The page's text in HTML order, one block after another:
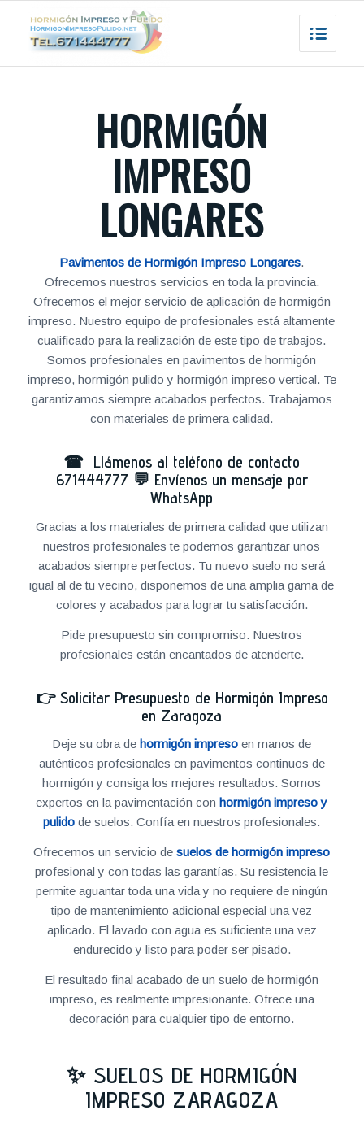
HORMIGÓN
IMPRESO
LONGARES
Pavimentos de Hormigón Impreso Longares.
Ofrecemos nuestros servicios en toda la provincia.
Ofrecemos el mejor servicio de aplicación de hormigón
impreso. Nuestro equipo de profesionales está altamente
cualificado para la realización de este tipo de trabajos.
Somos profesionales en pavimentos de hormigón
impreso, hormigón pulido y hormigón impreso vertical. Te
garantizamos siempre acabados perfectos. Trabajamos
con materiales de primera calidad.
☎ Llámenos al teléfono de contacto
671444777 💬 Envíenos un mensaje por
WhatsApp
Gracias a los materiales de primera calidad que utilizan
nuestros profesionales te podemos garantizar unos
acabados siempre perfectos. Tu nuevo suelo no será
igual al de tu vecino, disponemos de una amplia gama de
colores y acabados para lograr tu satisfacción.
Pide presupuesto sin compromiso. Nuestros
profesionales están encantados de atenderte.
👉 Solicitar Presupuesto de Hormigón Impreso
en Zaragoza
Deje su obra dehormigón impreso en manos de
auténticos profesionales en pavimentos continuos de
hormigón y consiga los mejores resultados. Somos
expertos en la pavimentación conhormigón impreso y
pulido de suelos. Confía en nuestros profesionales.
Ofrecemos un servicio desuelos de hormigón impreso
profesional y con todas las garantías. Su resistencia le
permite aguantar toda una vida y no requiere de ningún
tipo de mantenimiento adicional especial una vez
aplicado. El lavado con agua es suficiente una vez
endurecido y listo para poder ser pisado.
El resultado final acabado de un suelo de hormigón
impreso, es realmente impresionante. Ofrece una
decoración para cualquier tipo de entorno.
✨ SUELOS DE HORMIGÓN
IMPRESO ZARAGOZA